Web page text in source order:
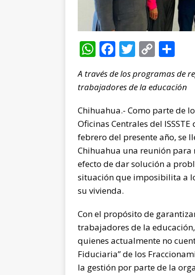
W
at
s
A
p
p
F
c
e
b
o
o
k
T
it
te
r
C
p
y
Li
n
k
m
p
ar
ti
r
A través de los programas de
trabajadores de la educación
Chihuahua.- Como parte de
Oficinas Centrales del
febrero del presente año, se
Chihuahua una reunión
efecto de dar solución a
situación que imposibilita a
su vivienda.
Con el propósito de
trabajadores de la
quienes actualmente no
Fiduciaria” de los
la gestión por parte de la